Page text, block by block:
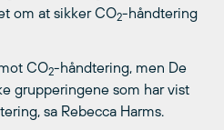
om at sikker CO2-håndtering
CO2-håndtering, men De
grupperingene som har vist
sa Rebecca Harms.